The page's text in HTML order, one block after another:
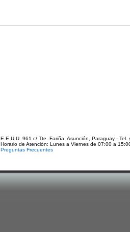
E.E.U.U. 961 c/ Tte. Fariña. Asunción, Paraguay -
Horario de Atención: Lunes a Viernes de 07:00 a
Preguntas Frecuentes